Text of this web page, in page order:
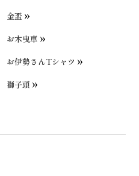
金盃
お木曳車
お伊勢さんTシャツ
獅子頭